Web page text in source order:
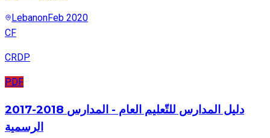
LebanonFeb 2020
CF
CRDP
PDF
2017-2018 دليل المدارس للتّعليم العام - المدارس
الرسمية